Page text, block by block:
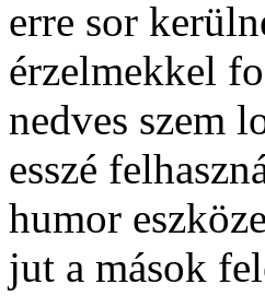
erre sor
érzelmekkel
nedves szem
esszé
humor
jut a mások